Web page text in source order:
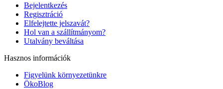
Bejelentkezés
Regisztráció
Elfelejtette jelszavát?
Hol van a szállítmányom?
Utalvány beváltása
Hasznos információk
Figyelünk környezetünkre
ÖkoBlog